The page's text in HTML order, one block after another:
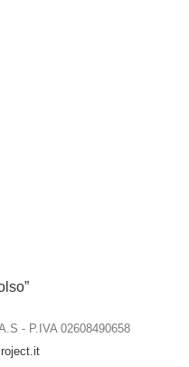
- P.IVA 02608490658